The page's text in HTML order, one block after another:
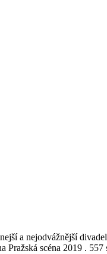
a nejodvážnější
Pražská scéna 2019 .